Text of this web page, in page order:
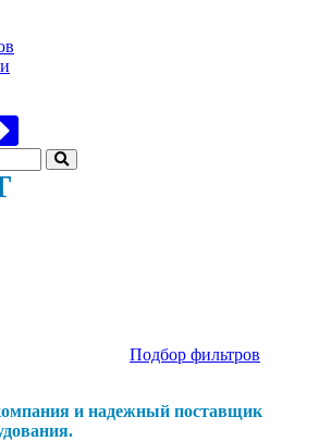
Подбор фильтров
и надежный поставщик